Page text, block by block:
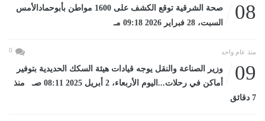
08
صحة الشرقية توقع الكشف على 1600 مواطن بأبوحمادالأمس
السبت، 28 فبراير 2026 09:18 مـ
منذ عام واحد 0
09
وزير الصناعة والنقل يوجه قيادات هيئة السكك الحديدية بتوفير
أماكن في رحلات...اليوم الأربعاء، 2 أبريل 2025 08:11 صـ منذ
7 دقائق